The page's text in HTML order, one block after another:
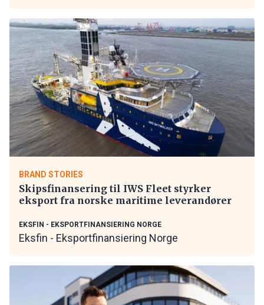
BRAND STORIES
Skipsfinansering til IWS Fleet styrker
eksport fra norske maritime leverandører
EKSFIN - EKSPORTFINANSIERING NORGE
Eksfin - Eksportfinansiering Norge